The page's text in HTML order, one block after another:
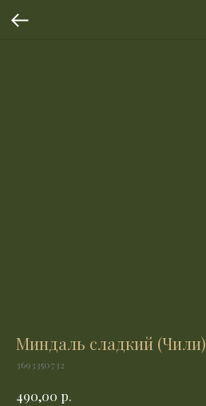
Миндаль сладкий (Чили)
3693350732
490,00 р.